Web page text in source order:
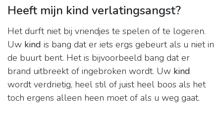
Heeft mijn kind verlatingsangst?
Het durft niet bij vriendjes te spelen of te logeren.
Uw kind is bang dat er iets ergs gebeurt als u niet in
de buurt bent. Het is bijvoorbeeld bang dat er
brand uitbreekt of ingebroken wordt. Uw kind
wordt verdrietig, heel stil of juist heel boos als het
toch ergens alleen heen moet of als u weg gaat.